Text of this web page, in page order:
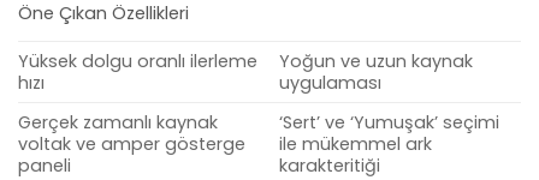
Öne Çıkan Özellikleri
Yüksek dolgu oranlı ilerleme
hızı
Yoğun ve uzun kaynak
uygulaması
Gerçek zamanlı kaynak
voltak ve amper gösterge
paneli
‘Sert’ ve ‘Yumuşak’ seçimi
ile mükemmel ark
karakteritiği